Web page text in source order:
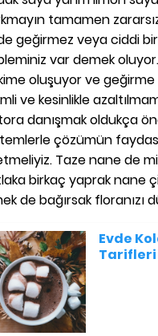
tamamen
geğirmez veya ciddi bir
var demek
oluşuyor ve geğirme
ve kesinlikle
danışmak oldukça
çözümün
Taze nane de
birkaç yaprak nane
de bağırsak floranızı
Evde
Tarifleri